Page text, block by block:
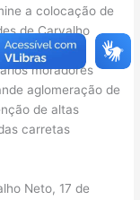
a colocação de
de Carvalho
moradores
aglomeração de
de altas
carretas
Neto, 17 de